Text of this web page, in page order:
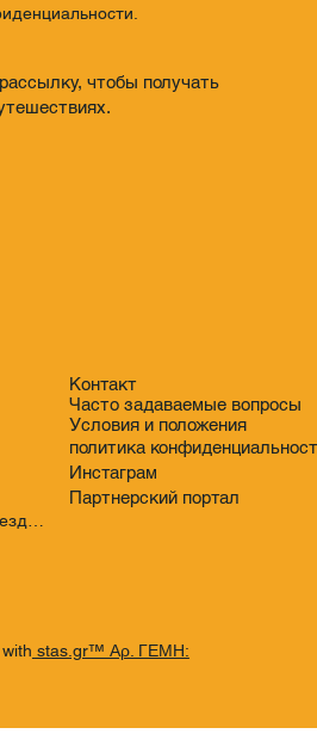
чтобы получать
Инстаграм
Часто задаваемые вопросы
Контакт
политика
Условия и положения
Партнерский портал
stas.gr™ Αρ. ΓΕΜΗ: